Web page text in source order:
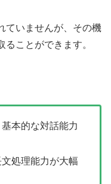
ていませんが、その機
ことができます。
本的な対話能力
処理能力が大幅